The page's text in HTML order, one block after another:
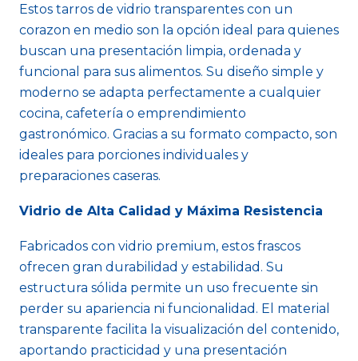
Estos tarros de vidrio transparentes con un
corazon en medio son la opción ideal para quienes
buscan una presentación limpia, ordenada y
funcional para sus alimentos. Su diseño simple y
moderno se adapta perfectamente a cualquier
cocina, cafetería o emprendimiento
gastronómico. Gracias a su formato compacto, son
ideales para porciones individuales y
preparaciones caseras.
Vidrio de Alta Calidad y Máxima Resistencia
Fabricados con vidrio premium, estos frascos
ofrecen gran durabilidad y estabilidad. Su
estructura sólida permite un uso frecuente sin
perder su apariencia ni funcionalidad. El material
transparente facilita la visualización del contenido,
aportando practicidad y una presentación